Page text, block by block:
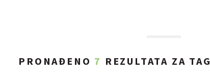
PRONAĐENO 7 REZULTATA ZA TAG